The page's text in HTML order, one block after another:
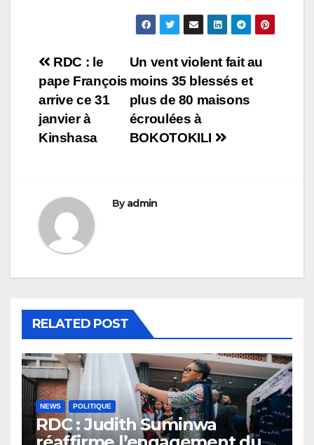
Navigation
de
l’article
Un vent violent fait au
moins 35 blessés et
plus de 80 maisons
écroulées à
BOKOTOKILI
RDC : le
pape François
arrive ce 31
janvier à
Kinshasa
Byadmin
RELATED POST
NEWS POLITIQUE
RDC : Judith Suminwa